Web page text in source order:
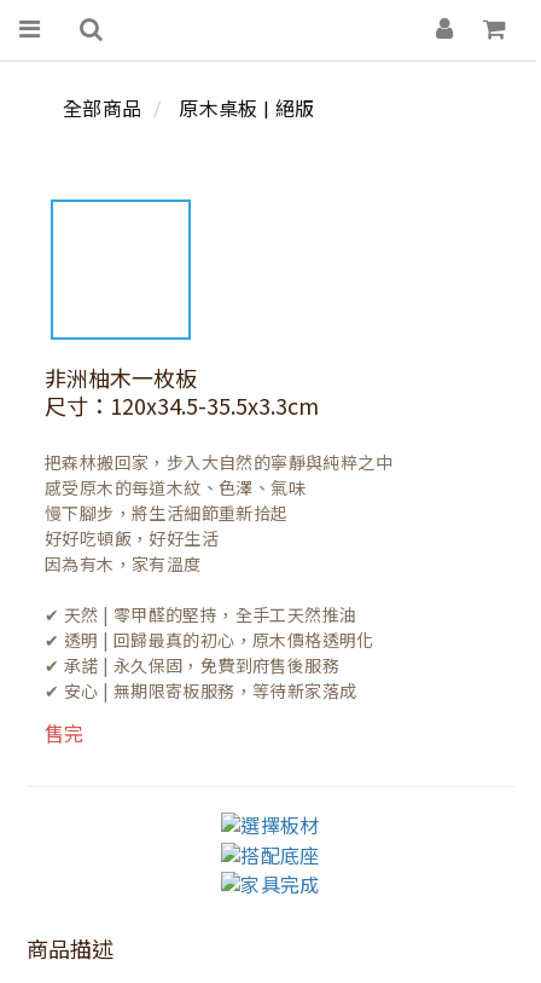
全部商品 原木桌板 | 絕版
非洲柚木一枚板
尺寸：120x34.5-35.5x3.3cm
把森林搬回家，步入大自然的寧靜與純粹之中
感受原木的每道木紋、色澤、氣味
慢下腳步，將生活細節重新拾起
好好吃頓飯，好好生活
因為有木，家有溫度
✔ 天然 | 零甲醛的堅持，全手工天然推油
✔ 透明 | 回歸最真的初心，原木價格透明化
✔ 承諾 | 永久保固，免費到府售後服務
✔ 安心 | 無期限寄板服務，等待新家落成
售完
商品描述